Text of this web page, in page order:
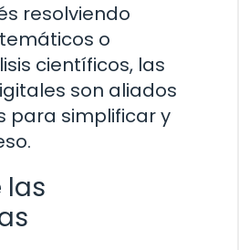
resolviendo
o
científicos, las
son aliados
para simplificar y
las